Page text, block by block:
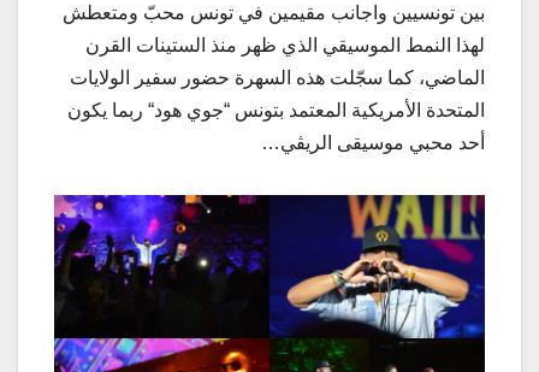
بين تونسيين واجانب مقيمين في تونس محبّ ومتعطش
لهذا النمط الموسيقي الذي ظهر منذ الستينات القرن
الماضي، كما سجّلت هذه السهرة حضور سفير الولايات
المتحدة الأمريكية المعتمد بتونس “جوي هود“ ربما يكون
أحد محبي موسيقى الريڤي…